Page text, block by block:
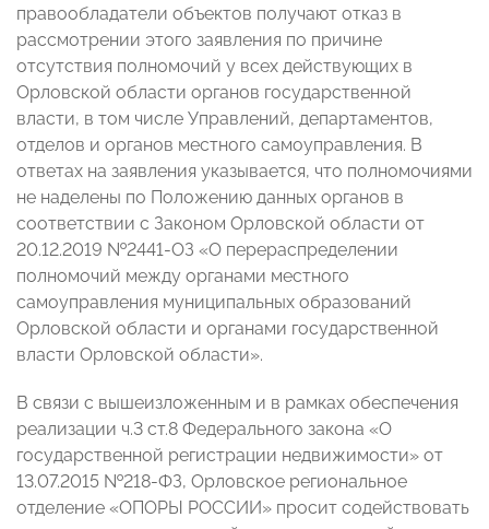
правообладатели объектов получают отказ в
рассмотрении этого заявления по причине
отсутствия полномочий у всех действующих в
Орловской области органов государственной
власти, в том числе Управлений, департаментов,
отделов и органов местного самоуправления. В
ответах на заявления указывается, что полномочиями
не наделены по Положению данных органов в
соответствии с Законом Орловской области от
20.12.2019 №2441-ОЗ «О перераспределении
полномочий между органами местного
самоуправления муниципальных образований
Орловской области и органами государственной
власти Орловской области».
В связи с вышеизложенным и в рамках обеспечения
реализации ч.3 ст.8 Федерального закона «О
государственной регистрации недвижимости» от
13.07.2015 №218-ФЗ, Орловское региональное
отделение «ОПОРЫ РОССИИ» просит содействовать